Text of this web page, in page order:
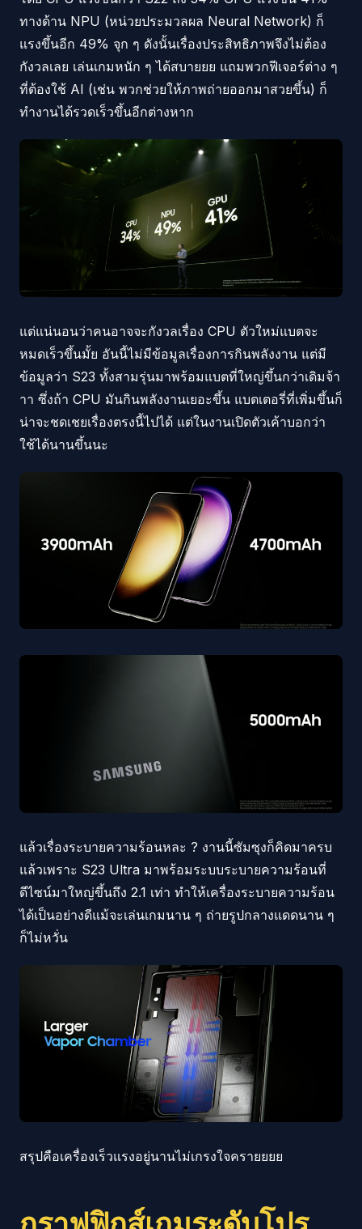
ทางด้าน NPU (หน่วยประมวลผล Neural Network) ก็
แรงขึ้นอีก 49% จุก ๆ ดังนั้นเรื่องประสิทธิภาพจึงไม่ต้อง
กังวลเลย เล่นเกมหนัก ๆ ได้สบายยย แถมพวกฟีเจอร์ต่าง ๆ
ที่ต้องใช้ AI (เช่น พวกช่วยให้ภาพถ่ายออกมาสวยขึ้น) ก็
ทำงานได้รวดเร็วขึ้นอีกต่างหาก
แต่แน่นอนว่าคนอาจจะกังวลเรื่อง CPU ตัวใหม่แบตจะ
หมดเร็วขึ้นมั้ย อันนี้ไม่มีข้อมูลเรื่องการกินพลังงาน แต่มี
ข้อมูลว่า S23 ทั้งสามรุ่นมาพร้อมแบตที่ใหญ่ขึ้นกว่าเดิมจ้า
าา ซึ่งถ้า CPU มันกินพลังงานเยอะขึ้น แบตเตอรี่ที่เพิ่มขึ้นก็
น่าจะชดเชยเรื่องตรงนี้ไปได้ แต่ในงานเปิดตัวเค้าบอกว่า
ใช้ได้นานขึ้นนะ
แล้วเรื่องระบายความร้อนหละ ? งานนี้ซัมซุงก็คิดมาครบ
แล้วเพราะ S23 Ultra มาพร้อมระบบระบายความร้อนที่
ดีไซน์มาใหญ่ขึ้นถึง 2.1 เท่า ทำให้เครื่องระบายความร้อน
ได้เป็นอย่างดีแม้จะเล่นเกมนาน ๆ ถ่ายรูปกลางแดดนาน ๆ
ก็ไม่หวั่น
สรุปคือเครื่องเร็วแรงอยู่นานไม่เกรงใจครายยยย